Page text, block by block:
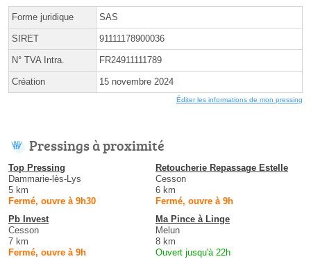
Forme juridique SAS
SIRET 91111178900036
N° TVA Intra. FR24911111789
Création 15 novembre 2024
Éditer les informations de mon pressing
Pressings à proximité
Top Pressing
Dammarie-lès-Lys
5 km
Fermé, ouvre à 9h30
Retoucherie Repassage Estelle
Cesson
6 km
Fermé, ouvre à 9h
Pb Invest
Cesson
7 km
Fermé, ouvre à 9h
Ma Pince à Linge
Melun
8 km
Ouvert jusqu'à 22h